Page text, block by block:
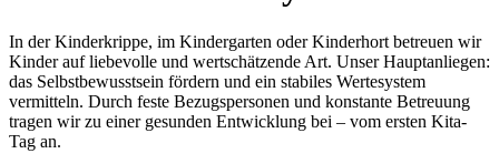
In der Kinderkrippe, im Kindergarten oder Kinderhort betreuen wir
Kinder auf liebevolle und wertschätzende Art. Unser Hauptanliegen:
das Selbstbewusstsein fördern und ein stabiles Wertesystem
vermitteln. Durch feste Bezugspersonen und konstante Betreuung
tragen wir zu einer gesunden Entwicklung bei – vom ersten Kita-
Tag an.